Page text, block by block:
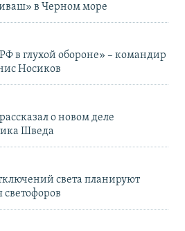
в Черном море
в глухой обороне» – командир
Носиков
о новом деле
Шведа
света планируют
светофоров